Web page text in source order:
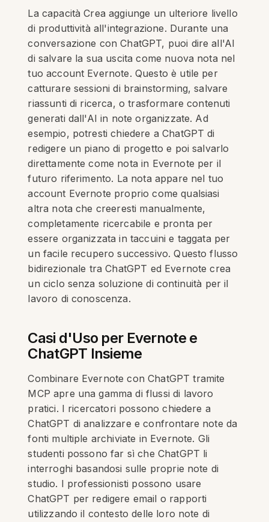
La capacità Crea aggiunge un ulteriore livello
di produttività all'integrazione. Durante una
conversazione con ChatGPT, puoi dire all'AI
di salvare la sua uscita come nuova nota nel
tuo account Evernote. Questo è utile per
catturare sessioni di brainstorming, salvare
riassunti di ricerca, o trasformare contenuti
generati dall'AI in note organizzate. Ad
esempio, potresti chiedere a ChatGPT di
redigere un piano di progetto e poi salvarlo
direttamente come nota in Evernote per il
futuro riferimento. La nota appare nel tuo
account Evernote proprio come qualsiasi
altra nota che creeresti manualmente,
completamente ricercabile e pronta per
essere organizzata in taccuini e taggata per
un facile recupero successivo. Questo flusso
bidirezionale tra ChatGPT ed Evernote crea
un ciclo senza soluzione di continuità per il
lavoro di conoscenza.
Casi d'Uso per Evernote e
ChatGPT Insieme
Combinare Evernote con ChatGPT tramite
MCP apre una gamma di flussi di lavoro
pratici. I ricercatori possono chiedere a
ChatGPT di analizzare e confrontare note da
fonti multiple archiviate in Evernote. Gli
studenti possono far sì che ChatGPT li
interroghi basandosi sulle proprie note di
studio. I professionisti possono usare
ChatGPT per redigere email o rapporti
utilizzando il contesto delle loro note di